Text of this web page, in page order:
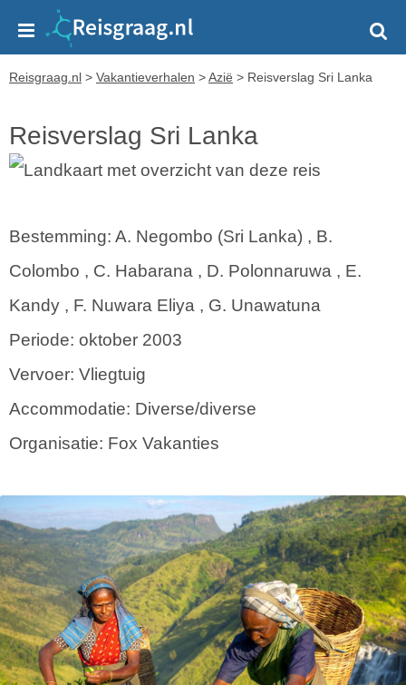
Reisgraag.nl > Vakantieverhalen >Azië > Reisverslag Sri Lanka
Reisverslag Sri Lanka
Bestemming: A. Negombo (Sri Lanka) , B.
Colombo , C. Habarana , D. Polonnaruwa , E.
Kandy , F. Nuwara Eliya , G. Unawatuna
Periode: oktober 2003
Vervoer: Vliegtuig
Accommodatie: Diverse/diverse
Organisatie: Fox Vakanties